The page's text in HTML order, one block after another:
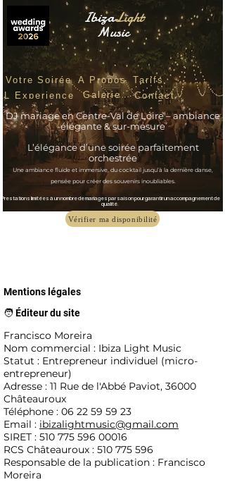
IbizaLight
Music
Votre Soirée A Propos
Tarifs
L Experience
Galerie Contact
DJ mariage en Centre-Val de Loire – ambiance
élégante & sur-mesure
L’élégance d’une soirée parfaitement
orchestrée
Une ambiance fluide et immersive, du cocktail jusqu’à la dernière danse,
pensée pour créer des souvenirs inoubliables.
Vérifier ma disponibilité
Prestations limitées à un nombre de mariages par saison pour garantir un accompagnement de
qualité.
Mentions légales
🧑 Éditeur du site
Francisco Moreira
Nom commercial : Ibiza Light Music
Statut : Entrepreneur individuel (micro-
entrepreneur)
Adresse : 11 Rue de l'Abbé Paviot, 36000
Châteauroux
Téléphone : 06 22 59 59 23
Email : ibizalightmusic@gmail.com
SIRET : 510 775 596 00016
RCS Châteauroux : 510 775 596
Responsable de la publication : Francisco
Moreira